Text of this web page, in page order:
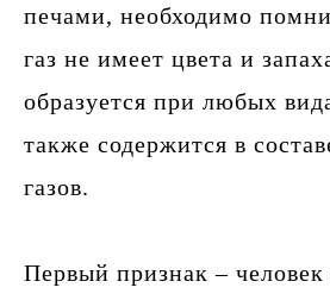
печами, необходимо
газ не имеет цвета и
образуется при любых
также содержится в
газов.
Первый признак – человек